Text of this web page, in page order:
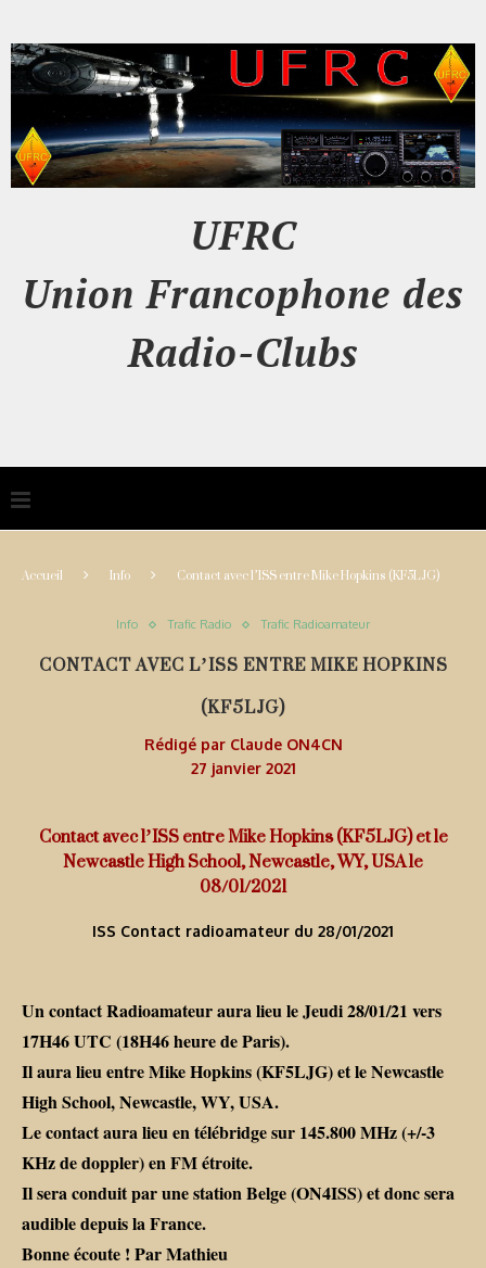
UFRC
Union Francophone des
Radio-Clubs
Accueil Info Contact avec l’ISS entre Mike Hopkins (KF5LJG)
Info Trafic Radio Trafic Radioamateur
CONTACT AVEC L’ISS ENTRE MIKE HOPKINS
(KF5LJG)
Rédigé par Claude ON4CN
27 janvier 2021
Contact avec l’ISS entre Mike Hopkins (KF5LJG) et le
Newcastle High School, Newcastle, WY, USA le
08/01/2021
ISS Contact radioamateur du 28/01/2021
Un contact Radioamateur aura lieu le Jeudi 28/01/21 vers
17H46 UTC (18H46 heure de Paris).
Il aura lieu entre Mike Hopkins (KF5LJG) et le Newcastle
High School, Newcastle, WY, USA.
Le contact aura lieu en télébridge sur 145.800 MHz (+/-3
KHz de doppler) en FM étroite.
Il sera conduit par une station Belge (ON4ISS) et donc sera
audible depuis la France.
Bonne écoute ! Par Mathieu